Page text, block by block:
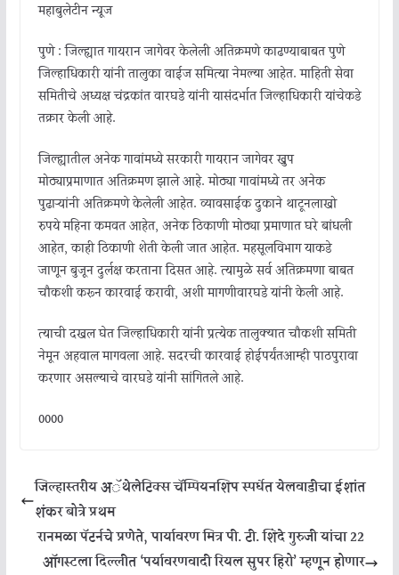
महाबुलेटीनन्यूज
पुणे:जिल्ह्यातगायरानजागेवरकेलेलीअतिक्रमणेकाढण्याबाबतपुणे
जिल्हाधिकारीयांनीतालुकावाईजसमित्यानेमल्याआहेत.माहितीसेवा
समितीचेअध्यक्षचंद्रकांतवारघडेयांनीयासंदर्भातजिल्हाधिकारीयांचेकडे
तक्रारकेलीआहे.
जिल्ह्यातीलअनेकगावांमध्येसरकारीगायरानजागेवरखुप
मोठ्याप्रमाणातअतिक्रमणझालेआहे.मोठ्यागावांमध्येतरअनेक
पुढाऱ्यांनीअतिक्रमणेकेलेलीआहेत.व्यावसाईकदुकाने थाटूनलाखो
रुपयेमहिनाकमवतआहेत, अनेकठिकाणीमोठ्याप्रमाणातघरेबांधली
आहेत,काहीठिकाणी शेतीकेलीजातआहेत.महसूलविभागयाकडे
जाणूनबुजूनदुर्लक्षकरतानादिसतआहे.त्यामुळेसर्वअतिक्रमणाबाबत
चौकशीकरूनकारवाईकरावी, अशीमागणीवारघडेयांनीकेलीआहे.
त्याचीदखलघेतजिल्हाधिकारीयांनीप्रत्येकतालुक्यातचौकशीसमिती
नेमूनअहवालमागवलाआहे.सदरचीकारवाईहोईपर्यंतआम्हीपाठपुरावा
करणारअसल्याचेवारघडेयांनीसांगितलेआहे.
0000
जिल्हास्तरीय अॅथेलेटिक्स चॅम्पियनशिप स्पर्धेत येलवाडीचा ईशांत
शंकर बोत्रे प्रथम
रानमळा पॅटर्नचे प्रणेते, पार्यावरण मित्र पी. टी. शिंदे गुरुजी यांचा 22
ऑगस्टला दिल्लीत ‘पर्यावरणवादी रियल सुपर हिरो’ म्हणून होणार